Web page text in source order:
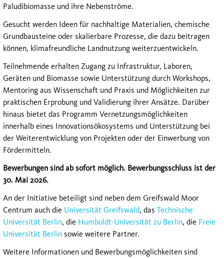
Paludibiomasse und ihre Nebenströme.
Gesucht werden Ideen für nachhaltige Materialien, chemische
Grundbausteine oder skalierbare Prozesse, die dazu beitragen
können, klimafreundliche Landnutzung weiterzuentwickeln.
Teilnehmende erhalten Zugang zu Infrastruktur, Laboren,
Geräten und Biomasse sowie Unterstützung durch Workshops,
Mentoring aus Wissenschaft und Praxis und Möglichkeiten zur
praktischen Erprobung und Validierung ihrer Ansätze. Darüber
hinaus bietet das Programm Vernetzungsmöglichkeiten
innerhalb eines Innovationsökosystems und Unterstützung bei
der Weiterentwicklung von Projekten oder der Einwerbung von
Fördermitteln.
Bewerbungen sind ab sofort möglich. Bewerbungsschluss ist der
30. Mai 2026.
An der Initiative beteiligt sind neben dem Greifswald Moor
Centrum auch die Universität Greifswald, das Technische
Universität Berlin, die Humboldt-Universität zu Berlin, die Freie
Universität Berlin sowie weitere Partner.
Weitere Informationen und Bewerbungsmöglichkeiten sind